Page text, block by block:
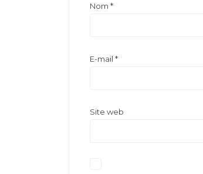
Nom *
E-mail *
Site web